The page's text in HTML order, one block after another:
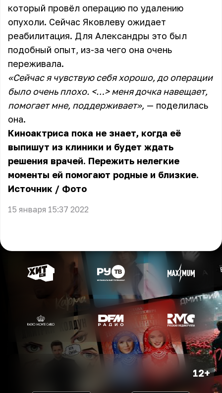
который провёл операцию по удалению
опухоли. Сейчас Яковлеву ожидает
реабилитация. Для Александры это был
подобный опыт, из-за чего она очень
переживала.
«Сейчас я чувствую себя хорошо, до операции
было очень плохо. <…> меня дочка навещает,
помогает мне, поддерживает», — поделилась
она.
Киноактриса пока не знает, когда её
выпишут из клиники и будет ждать
решения врачей. Пережить нелегкие
моменты ей помогают родные и близкие.
Источник / Фото
15 января 15:37 2022
12+